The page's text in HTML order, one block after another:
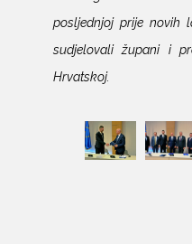
posljednjoj prije novih
sudjelovali župani i
Hrvatskoj.